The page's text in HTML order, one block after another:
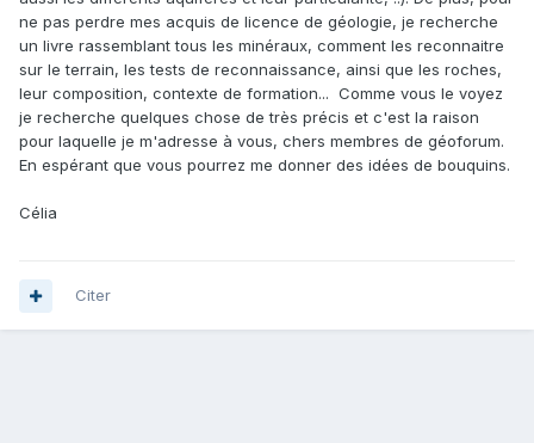
ne pas perdre mes acquis de licence de géologie, je recherche
un livre rassemblant tous les minéraux, comment les reconnaitre
sur le terrain, les tests de reconnaissance, ainsi que les roches,
leur composition, contexte de formation... Comme vous le voyez
je recherche quelques chose de très précis et c'est la raison
pour laquelle je m'adresse à vous, chers membres de géoforum.
En espérant que vous pourrez me donner des idées de bouquins.
Célia
Citer